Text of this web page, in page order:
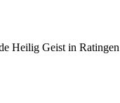
Heilig Geist in Ratingen